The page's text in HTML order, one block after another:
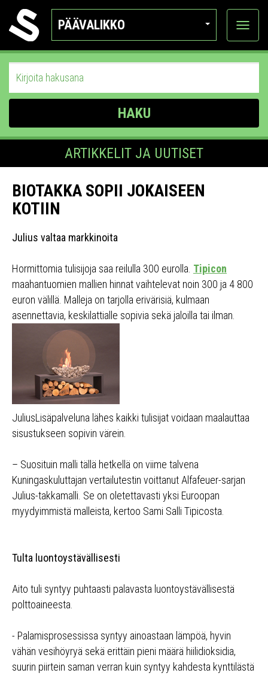
PÄÄVALIKKO
Näytä
HAKU
ARTIKKELIT JA UUTISET
BIOTAKKA SOPII JOKAISEEN
KOTIIN
Julius valtaa markkinoita
Hormittomia tulisijoja saa reilulla 300 eurolla. Tipicon
maahantuomien mallien hinnat vaihtelevat noin 300 ja 4 800
euron välillä. Malleja on tarjolla erivärisiä, kulmaan
asennettavia, keskilattialle sopivia sekä jaloilla tai ilman.
JuliusLisäpalveluna lähes kaikki tulisijat voidaan maalauttaa
sisustukseen sopivin värein.
– Suosituin malli tällä hetkellä on viime talvena
Kuningaskuluttajan vertailutestin voittanut Alfafeuer-sarjan
Julius-takkamalli. Se on oletettavasti yksi Euroopan
myydyimmistä malleista, kertoo Sami Salli Tipicosta.
Tulta luontoystävällisesti
Aito tuli syntyy puhtaasti palavasta luontoystävällisestä
polttoaineesta.
- Palamisprosessissa syntyy ainoastaan lämpöä, hyvin
vähän vesihöyryä sekä erittäin pieni määrä hiilidioksidia,
suurin piirtein saman verran kuin syntyy kahdesta kynttilästä